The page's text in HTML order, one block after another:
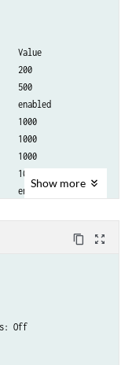
Value
200
500
enabled
1000
1000
1000
1000
enabled
10
enabled
enabled
enabled
Show more
content_copy zoom_out_map
Off